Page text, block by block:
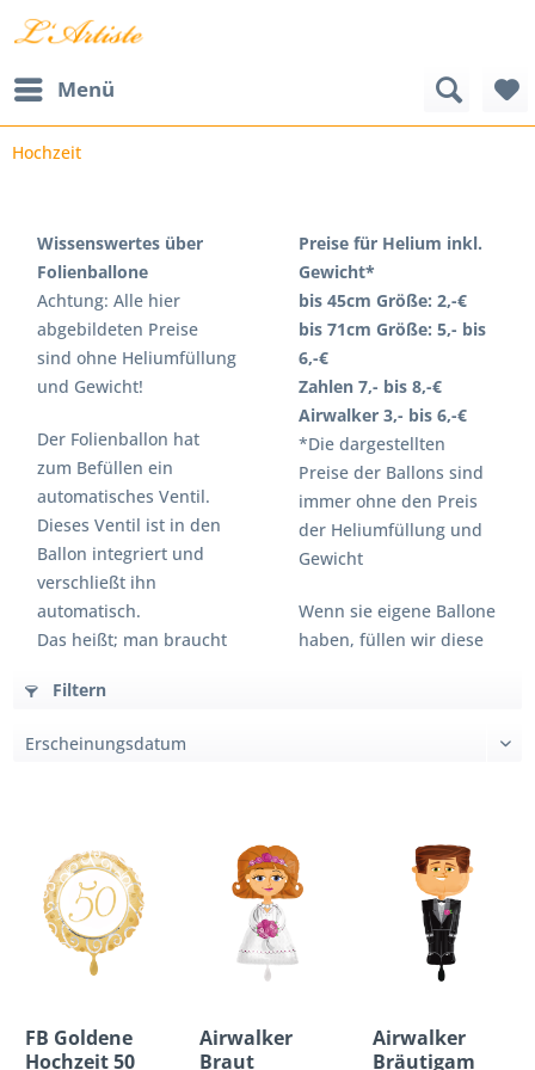
Menü
Hochzeit
Wissenswertes über
Folienballone
Achtung: Alle hier
abgebildeten Preise
sind ohne Heliumfüllung
und Gewicht!
Der Folienballon hat
zum Befüllen ein
automatisches Ventil.
Dieses Ventil ist in den
Ballon integriert und
verschließt ihn
automatisch.
Das heißt; man braucht
kann aber jederzeit bei
nachfüllen.
Wochen bei. Mit Helium
befüllt schwebt er 2-3
Wochen in voller
Schönheit. Wichtig:
Direkte
über eine längere Zeit
Preise für Helium inkl.
Gewicht*
bis 45cm Größe: 2,-€
bis 71cm Größe: 5,- bis
6,-€
Zahlen 7,- bis 8,-€
Airwalker 3,- bis 6,-€
*Die dargestellten
Preise der Ballons sind
immer ohne den Preis
der Heliumfüllung und
Gewicht
Wenn sie eigene Ballone
haben, füllen wir diese
Filtern
FB Goldene
Hochzeit 50
Airwalker
Braut
Airwalker
Bräutigam